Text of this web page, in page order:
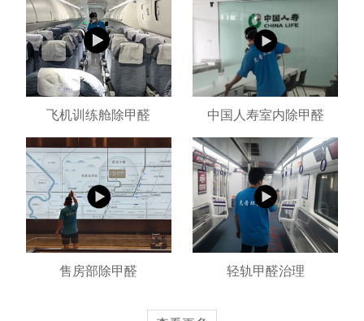
飞机训练舱除甲醛 中国人寿室内除甲醛
售房部除甲醛 轻轨甲醛治理